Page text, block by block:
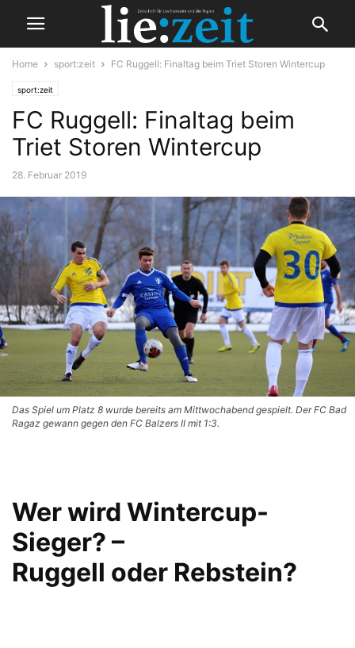
Home sport:zeit FC Ruggell: Finaltag beim Triet Storen Wintercup
sport:zeit
FC Ruggell: Finaltag beim
Triet Storen Wintercup
28. Februar 2019
Das Spiel um Platz 8 wurde bereits am Mittwochabend gespielt. Der FC Bad
Ragaz gewann gegen den FC Balzers II mit 1:3.
Wer wird Wintercup-
Sieger? –
Ruggell oder Rebstein?